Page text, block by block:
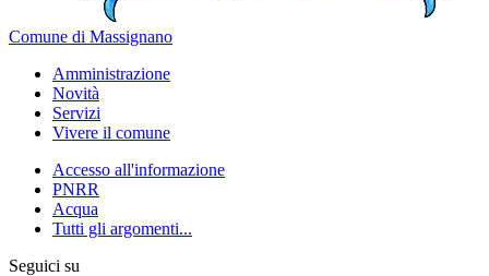
Comune di Massignano
Amministrazione
Novità
Servizi
Vivere il comune
Accesso all'informazione
PNRR
Acqua
Tutti gli argomenti...
Seguici su